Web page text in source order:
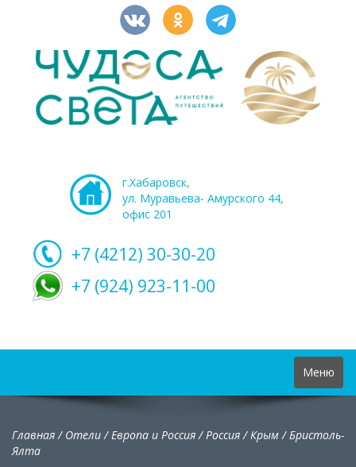
г.Хабаровск,
ул. Муравьева- Амурского 44,
офис 201
+7 (4212) 30-30-20
+7 (924) 923-11-00
Toggle
navigation
Меню
Главная/ Отели/Европа и Россия/Россия/Крым /Бристоль-
Ялта